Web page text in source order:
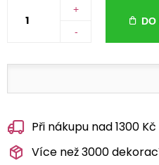
+
-
DO
Při nákupu nad 1300
Více než 3000